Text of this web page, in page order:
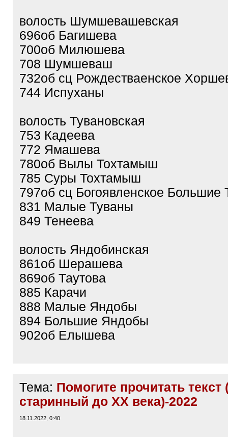
волость Шумшевашевская
696об Багишева
700об Милюшева
708 Шумшеваш
732об сц Рождестваенское
744 Испуханы
волость Тувановская
753 Кадеева
772 Ямашева
780об Вылы Тохтамыш
785 Суры Тохтамыш
797об сц Богоявленское Большие
831 Малые Туваны
849 Тенеева
волость Яндобинская
861об Шерашева
869об Таутова
885 Карачи
888 Малые Яндобы
894 Большие Яндобы
902об Елышева
Тема: Помогите прочитать текст
старинный до ХХ века)-2022
18.11.2022, 0:40